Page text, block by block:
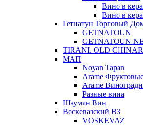
Вино в
Вино в
Гетнатун Торговый
GETNATOUN
GETNATOUN
TIRANI. OLD
МАП
Noyan Tapan
Arame
Arame
Разные вина
Шаумян Вин
Воскевазский ВЗ
VOSKEVAZ